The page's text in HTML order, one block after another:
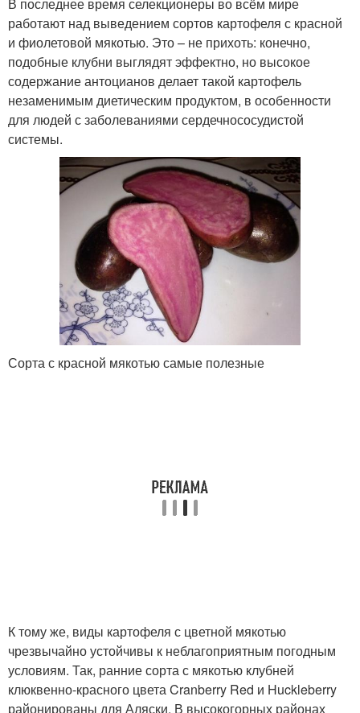
В последнее время селекционеры во всём мире
работают над выведением сортов картофеля с красной
и фиолетовой мякотью. Это – не прихоть: конечно,
подобные клубни выглядят эффектно, но высокое
содержание антоцианов делает такой картофель
незаменимым диетическим продуктом, в особенности
для людей с заболеваниями сердечнососудистой
системы.
Сорта с красной мякотью самые полезные
К тому же, виды картофеля с цветной мякотью
чрезвычайно устойчивы к неблагоприятным погодным
условиям. Так, ранние сорта с мякотью клубней
клюквенно-красного цвета Cranberry Red и Huckleberry
районированы для Аляски. В высокогорных районах